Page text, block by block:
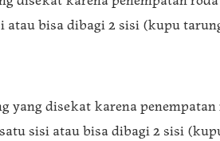
atau bisa dibagi 2 sisi (kupu
yang disekat karena
sisi atau bisa dibagi 2 sisi